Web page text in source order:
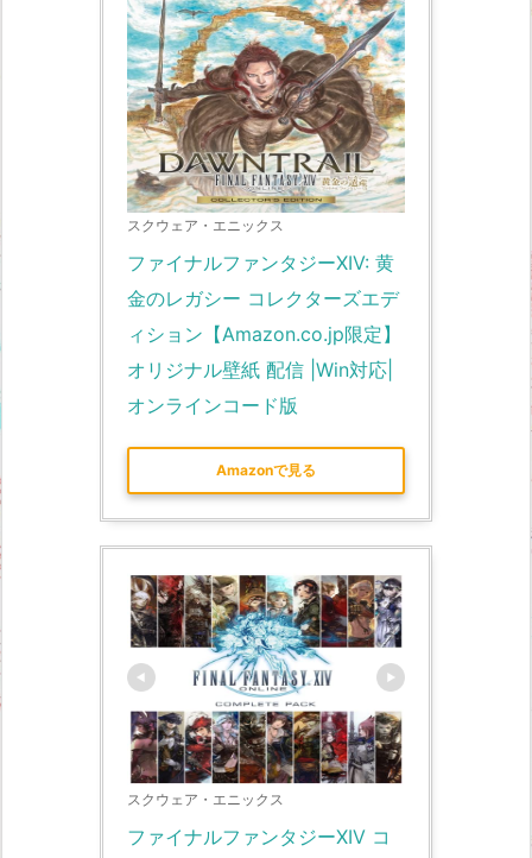
スクウェア・エニックス
ファイナルファンタジーXIV: 黄
金のレガシー コレクターズエデ
ィション【Amazon.co.jp限定】
オリジナル壁紙 配信 |Win対応|
オンラインコード版
Amazonで見る
スクウェア・エニックス
ファイナルファンタジーXIV コ